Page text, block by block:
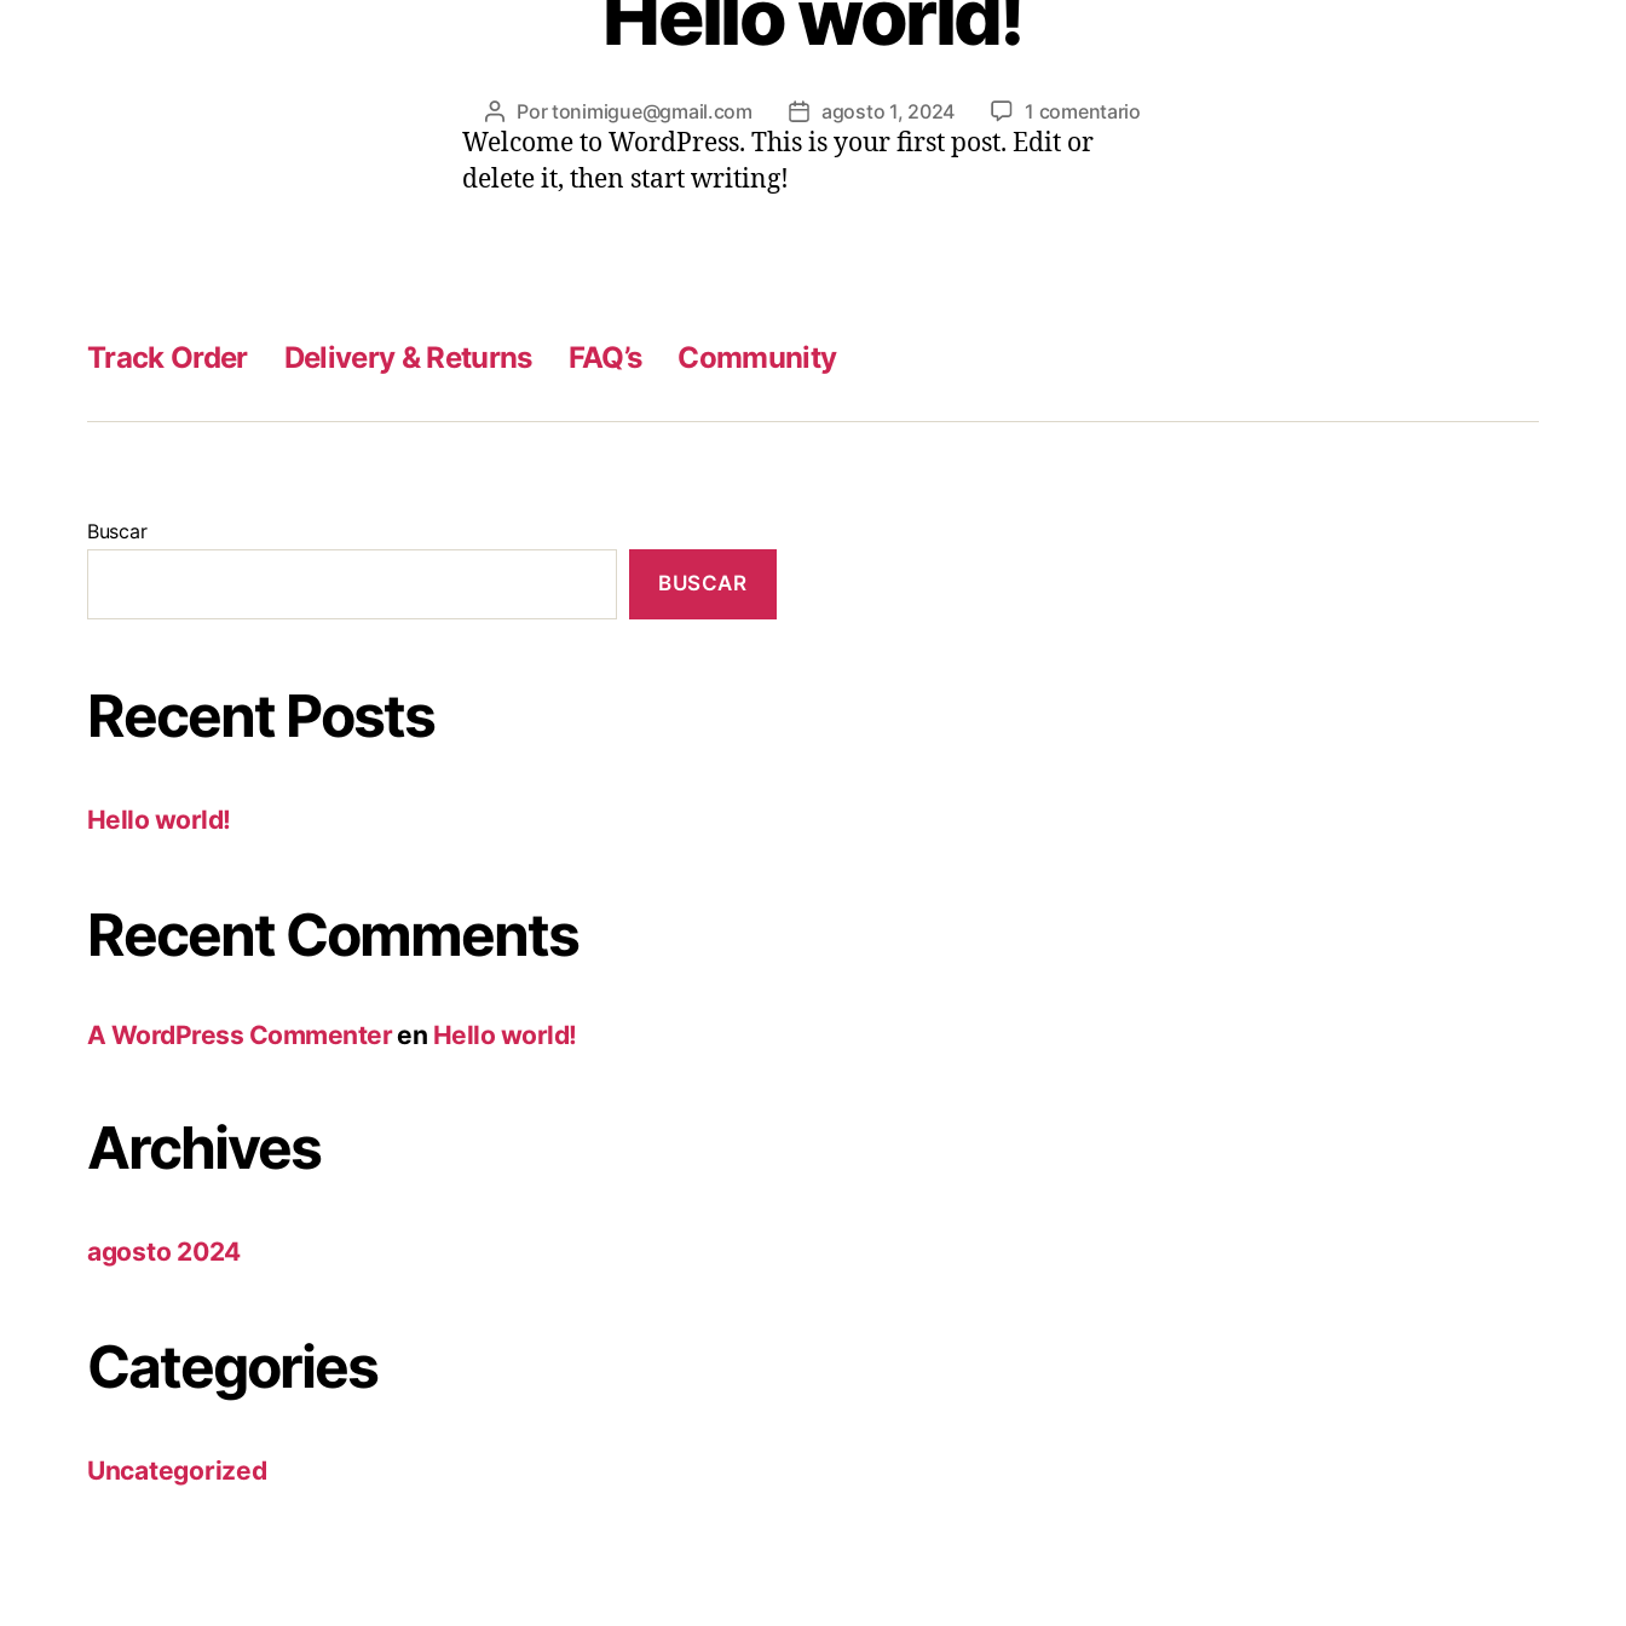
Autor
de
la
Portonimigue@gmail.com
Fecha
de
agosto 1, 2024 1 comentarioen
Welcome to WordPress. This is your first post. Edit or
delete it, then start writing!
Track Order Delivery & Returns FAQ’s Community
Buscar
BUSCAR
Recent Posts
Hello world!
Recent Comments
A WordPress Commenteren Hello world!
Archives
agosto 2024
Categories
Uncategorized